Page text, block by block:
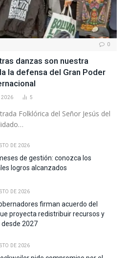
0
danzas son nuestra
la defensa del Gran Poder
2026 5
Folklórica del Señor Jesús del
DE 2026
de gestión: conozca los
logros alcanzados
DE 2026
firman acuerdo del
proyecta redistribuir recursos y
2027
DE 2026